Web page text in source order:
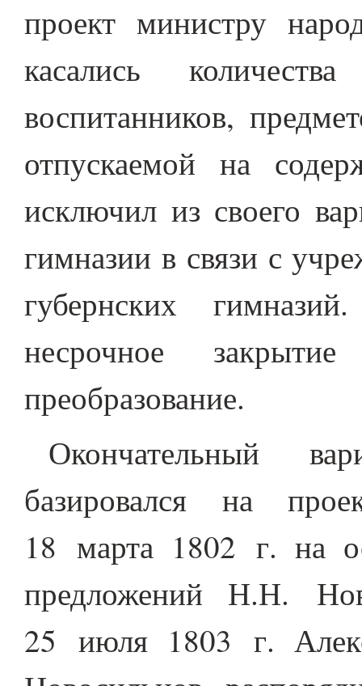
проект министру
касались
воспитанников,
отпускаемой на
исключил из своего
гимназии в связи с
губернских
несрочное
преобразование.
Окончательный
базировался на
18 марта 1802 г. на
предложений Н.Н.
25 июля 1803 г.